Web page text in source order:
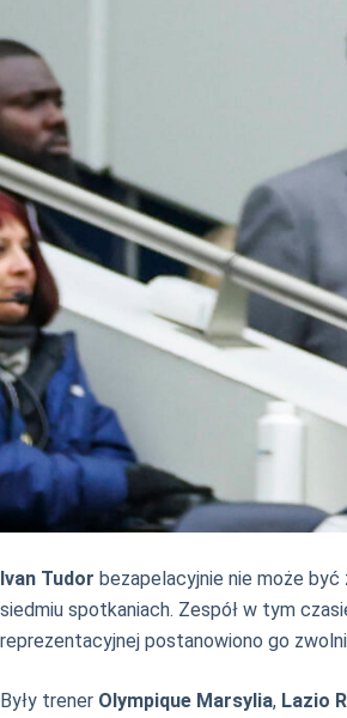
Ivan Tudor bezapelacyjnie nie może
siedmiu spotkaniach. Zespół w tym
reprezentacyjnej postanowiono go
Były trener Olympique Marsylia, Lazio